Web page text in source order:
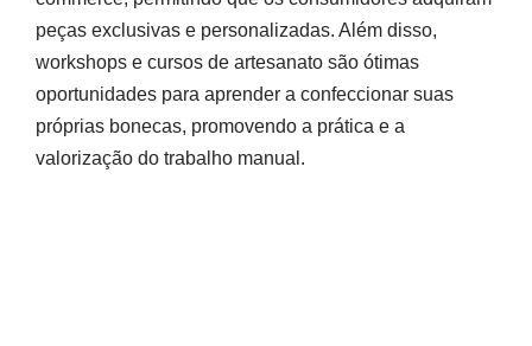
peças exclusivas e personalizadas. Além disso,
workshops e cursos de artesanato são ótimas
oportunidades para aprender a confeccionar suas
próprias bonecas, promovendo a prática e a
valorização do trabalho manual.